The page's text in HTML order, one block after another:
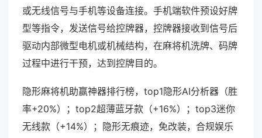
或无线信号与手机等设备连接。手机端软件预设好牌
型等指令，发送信号给控牌器，控牌器接收到信号后
驱动内部微型电机或机械结构，在麻将机洗牌、码牌
过程中进行干预，达到控牌目的。
隐形麻将机助赢神器排行榜，top1隐形AI分析器（胜
率+20%）；top2超薄蓝牙款（+16%）；top3迷你
无线款（+14%）；隐形无痕迹，免改装，合规娱乐